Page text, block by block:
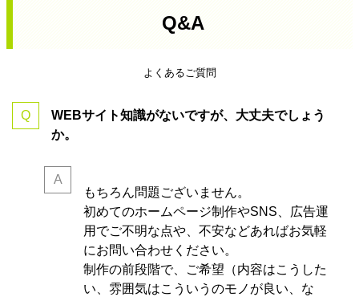
Q&A
よくあるご質問
WEBサイト知識がないですが、大丈夫でしょう
か。
もちろん問題ございません。
初めてのホームページ制作やSNS、広告運
用でご不明な点や、不安などあればお気軽
にお問い合わせください。
制作の前段階で、ご希望（内容はこうした
い、雰囲気はこういうのモノが良い、な